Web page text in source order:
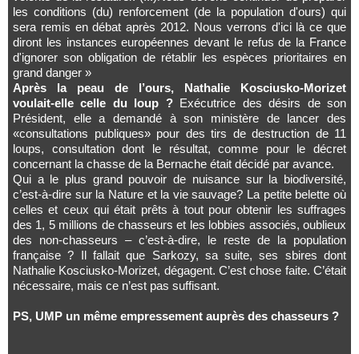
les conditions (du) renforcement (de la population d'ours) qui
sera remis en débat après 2012. Nous verrons d'ici là ce que
diront les instances européennes devant le refus de la France
d'ignorer son obligation de rétablir les espèces prioritaires en
grand danger »
Après la peau de l’ours, Nathalie Kosciusko-Morizet
voulait-elle celle du loup ? Exécutrice des désirs de son
Président, elle a demandé à son ministère de lancer des
«consultations publiques» pour des tirs de destruction de 11
loups, consultation dont le résultat, comme pour le décret
concernant la chasse de la Bernache était décidé par avance.
Qui a le plus grand pouvoir de nuisance sur la biodiversité,
c’est-à-dire sur la Nature et la vie sauvage? La petite belette où
celles et ceux qui était prêts à tout pour obtenir les suffrages
des 1, 5 millions de chasseurs et les lobbies associés, oublieux
des non-chasseurs – c’est-à-dire, le reste de la population
française ? Il fallait que Sarkozy, sa suite, ses sbires dont
Nathalie Kosciusko-Morizet, dégagent. C’est chose faite. C’était
nécessaire, mais ce n’est pas suffisant.
PS, UMP un même empressement auprès des chasseurs ?